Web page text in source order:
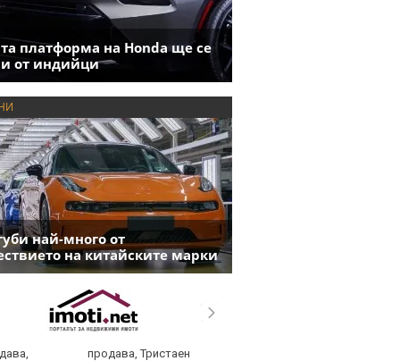
платформа на Honda ще се
от индийци
най-много от
на китайските марки
продава, Тристаен